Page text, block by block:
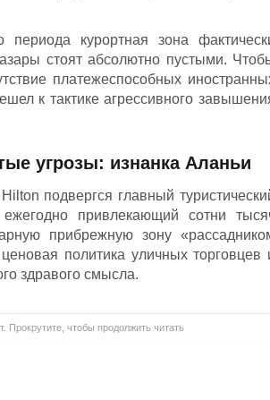
курортная зона
стоят абсолютно пустыми.
платежеспособных
к тактике агрессивного
угрозы: изнанка Аланьи
подвергся главный
привлекающий сотни
прибрежную зону
политика уличных торговцев
здравого смысла.
Прокрутите, чтобы продолжить читать